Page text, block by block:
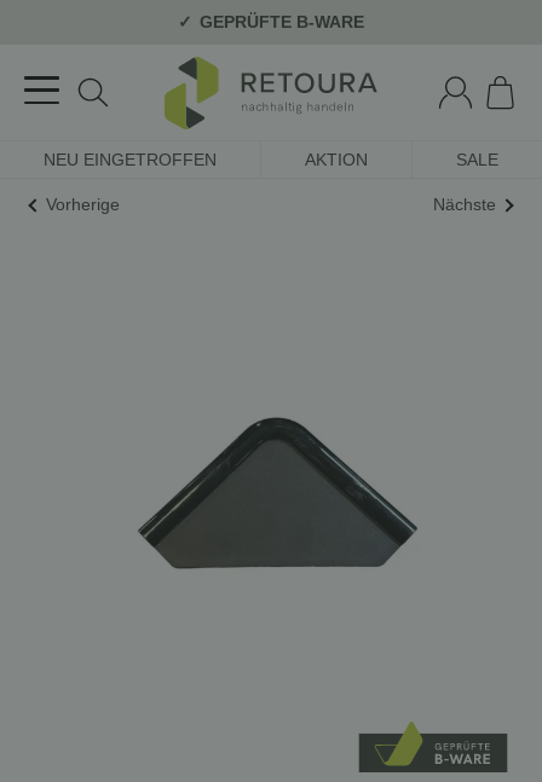
GEPRÜFTE B-WARE
NEU EINGETROFFEN AKTION SALE
Vorherige Nächste